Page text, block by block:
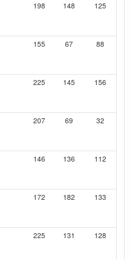
198 148 125
155 67 88
225 145 156
207 69 32
146 136 112
172 182 133
225 131 128